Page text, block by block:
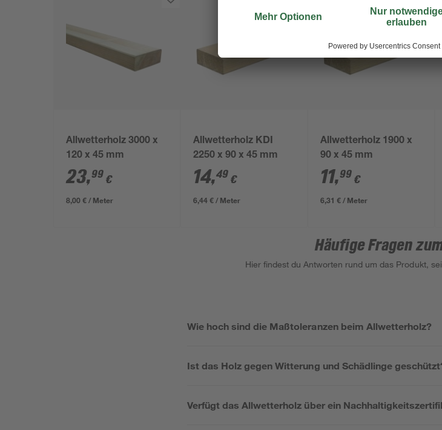
Allwetterholz 3000 x
120 x 45 mm
23,99 €
8,00 € / Meter
Allwetterholz KDI
2250 x 90 x 45 mm
14,49 €
6,44 € / Meter
Allwetterholz 1900 x
90 x 45 mm
11,99 €
6,31 € / Meter
Häufige Fragen
Hier findest du Antworten rund um das Produkt,
Wie hoch sind die Maßtoleranzen beim Allwetterholz?
Ist das Holz gegen Witterung und Schädlinge
Verfügt das Allwetterholz über ein